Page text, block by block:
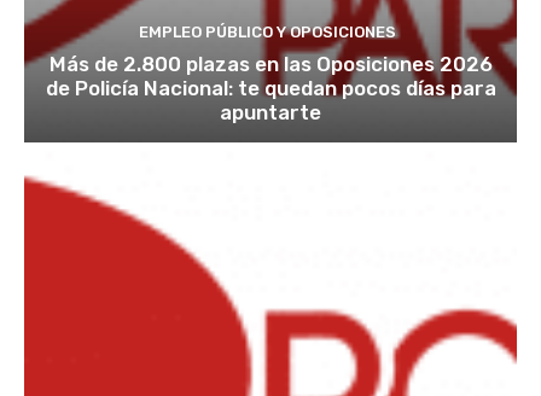
EMPLEO PÚBLICO Y OPOSICIONES
Más de 2.800 plazas en las Oposiciones 2026
de Policía Nacional: te quedan pocos días para
apuntarte